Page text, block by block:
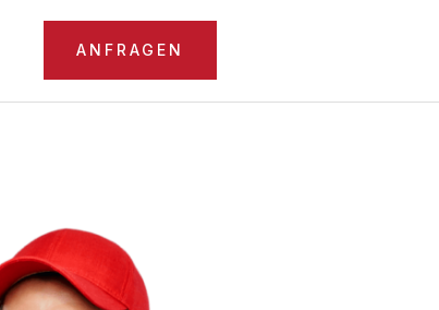
ANFRAGEN